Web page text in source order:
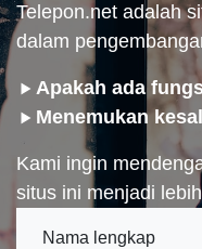
Telepon.net adalah
dalam
Apakah ada
Menemukan
Kami ingin
situs ini menjadi
Nama lengkap